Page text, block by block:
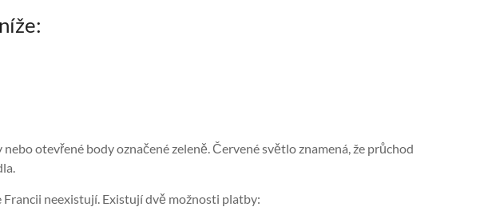
otevřené body označené zeleně. Červené světlo znamená, že průchod
neexistují. Existují dvě možnosti platby: